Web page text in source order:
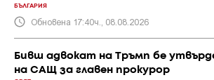
БЪЛГАРИЯ
Обновена 17:40ч., 08.08.2026
Бивш адвокат на Тръмп бе
на САЩ за главен прокурор